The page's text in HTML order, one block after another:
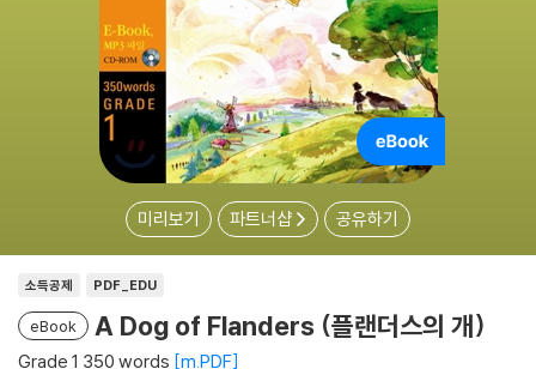
미리보기 파트너샵 공유하기
소득공제 PDF_EDU
eBook A Dog of Flanders (플랜더스의 개)
Grade 1 350 words m.PDF